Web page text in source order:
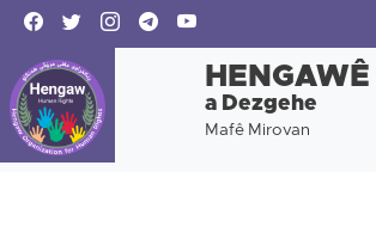
HENGAWÊ
a Dezgehe
Mafê Mirovan